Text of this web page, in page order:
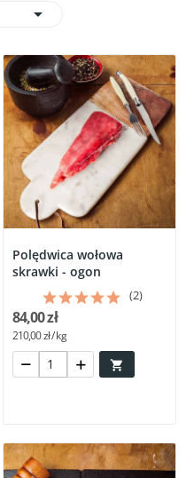

Polędwica wołowa
skrawki - ogon
(2)

84,00 zł
210,00 zł / kg